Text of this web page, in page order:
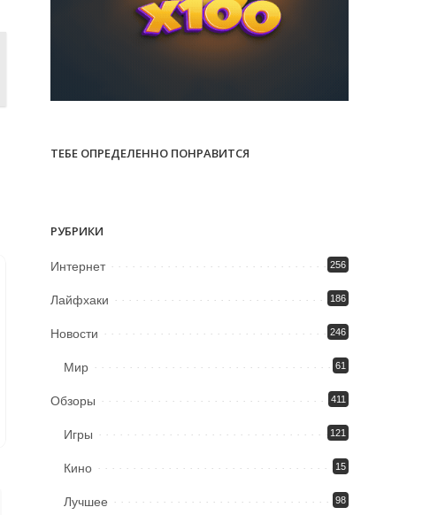
ТЕБЕ ОПРЕДЕЛЕННО ПОНРАВИТСЯ
РУБРИКИ
Интернет 256
Лайфхаки 186
Новости 246
Мир 61
Обзоры 411
Игры 121
Кино 15
Лучшее 98